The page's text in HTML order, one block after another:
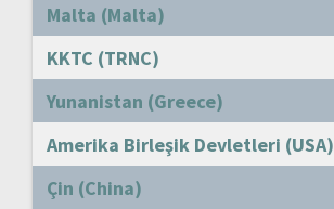
Malta (Malta)
KKTC (TRNC)
Yunanistan (Greece)
Amerika Birleşik Devletleri (USA)
Çin (China)